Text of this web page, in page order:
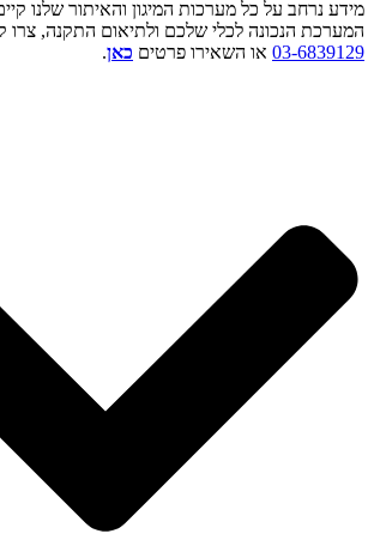
מידע נרחב על כל מערכות המיגון והאיתור שלנו
המערכת הנכונה לכלי שלכם ולתיאום התקנה,
03-6839129 או השאירו פרטים כאן.